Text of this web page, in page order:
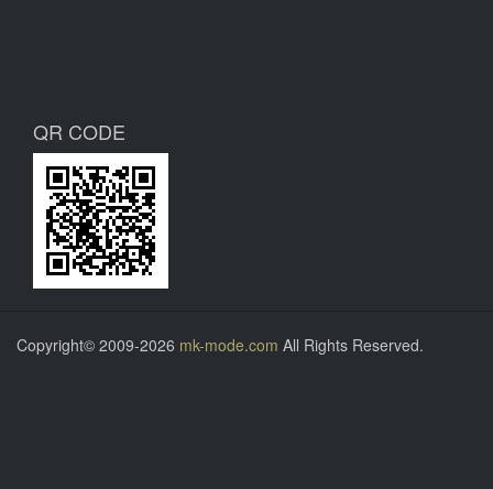
QR CODE
Copyright© 2009-2026 mk-mode.com All Rights Reserved.